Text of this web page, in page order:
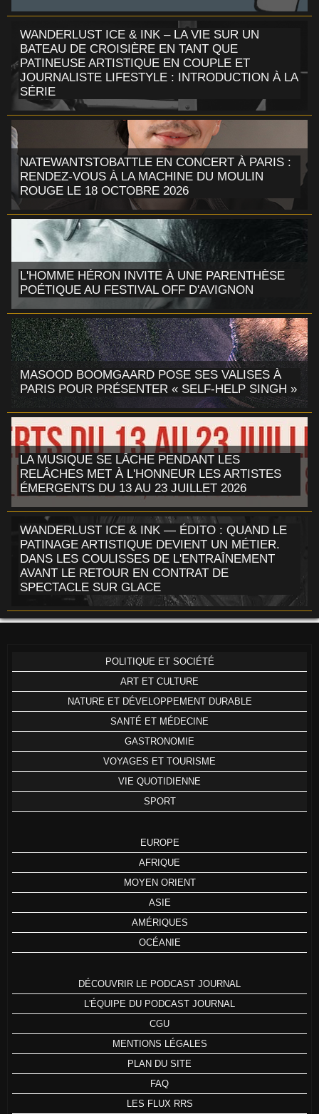
WANDERLUST ICE & INK – LA VIE SUR UN
BATEAU DE CROISIÈRE EN TANT QUE
PATINEUSE ARTISTIQUE EN COUPLE ET
JOURNALISTE LIFESTYLE : INTRODUCTION À LA
SÉRIE
NATEWANTSTOBATTLE EN CONCERT À PARIS :
RENDEZ-VOUS À LA MACHINE DU MOULIN
ROUGE LE 18 OCTOBRE 2026
L'HOMME HÉRON INVITE À UNE PARENTHÈSE
POÉTIQUE AU FESTIVAL OFF D'AVIGNON
MASOOD BOOMGAARD POSE SES VALISES À
PARIS POUR PRÉSENTER « SELF-HELP SINGH »
LA MUSIQUE SE LÂCHE PENDANT LES
RELÂCHES MET À L'HONNEUR LES ARTISTES
ÉMERGENTS DU 13 AU 23 JUILLET 2026
WANDERLUST ICE & INK — ÉDITO : QUAND LE
PATINAGE ARTISTIQUE DEVIENT UN MÉTIER.
DANS LES COULISSES DE L'ENTRAÎNEMENT
AVANT LE RETOUR EN CONTRAT DE
SPECTACLE SUR GLACE
POLITIQUE ET SOCIÉTÉ
ART ET CULTURE
NATURE ET DÉVELOPPEMENT DURABLE
SANTÉ ET MÉDECINE
GASTRONOMIE
VOYAGES ET TOURISME
VIE QUOTIDIENNE
SPORT
EUROPE
AFRIQUE
MOYEN ORIENT
ASIE
AMÉRIQUES
OCÉANIE
DÉCOUVRIR LE PODCAST JOURNAL
L'ÉQUIPE DU PODCAST JOURNAL
CGU
MENTIONS LÉGALES
PLAN DU SITE
FAQ
LES FLUX RRS